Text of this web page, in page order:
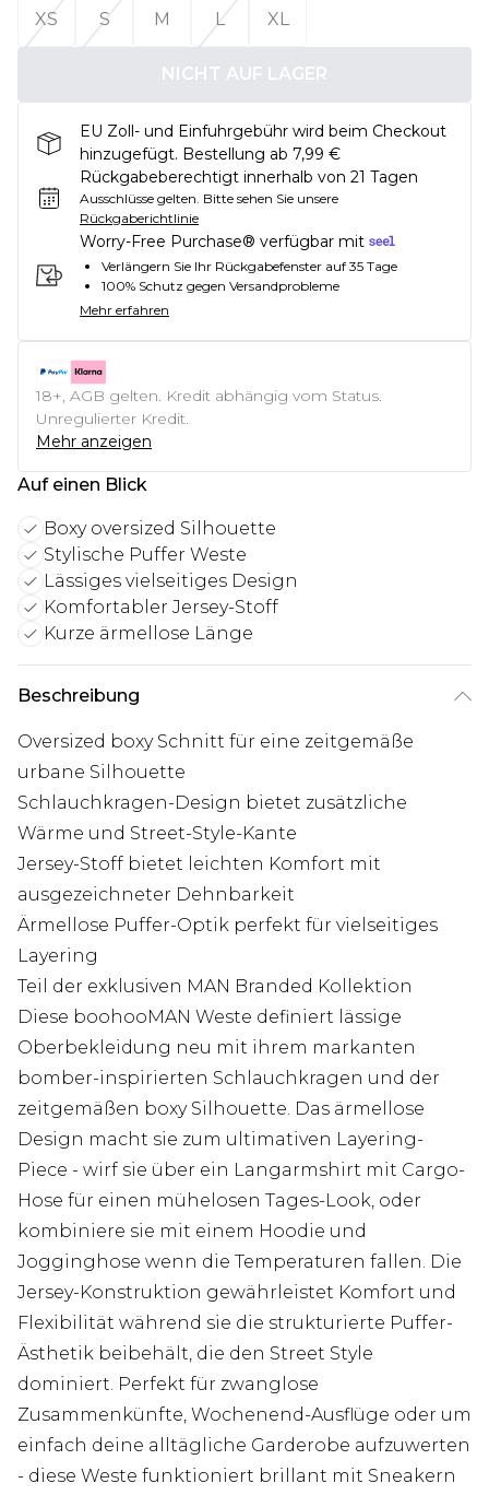
XS
S M L XL
NICHT AUF LAGER
EU Zoll- und Einfuhrgebühr wird beim Checkout
hinzugefügt. Bestellung ab 7,99 €
Rückgabeberechtigt innerhalb von 21 Tagen
Ausschlüsse gelten. Bitte sehen Sie unsere
Rückgaberichtlinie
Worry-Free Purchase® verfügbar mit
Verlängern Sie Ihr Rückgabefenster auf 35 Tage
100% Schutz gegen Versandprobleme
Mehr erfahren
18+, AGB gelten. Kredit abhängig vom Status.
Unregulierter Kredit.
Mehr anzeigen
Auf einen Blick
Boxy oversized Silhouette
Stylische Puffer Weste
Lässiges vielseitiges Design
Komfortabler Jersey-Stoff
Kurze ärmellose Länge
Beschreibung
Oversized boxy Schnitt für eine zeitgemäße
urbane Silhouette
Schlauchkragen-Design bietet zusätzliche
Wärme und Street-Style-Kante
Jersey-Stoff bietet leichten Komfort mit
ausgezeichneter Dehnbarkeit
Ärmellose Puffer-Optik perfekt für vielseitiges
Layering
Teil der exklusiven MAN Branded Kollektion
Diese boohooMAN Weste definiert lässige
Oberbekleidung neu mit ihrem markanten
bomber-inspirierten Schlauchkragen und der
zeitgemäßen boxy Silhouette. Das ärmellose
Design macht sie zum ultimativen Layering-
Piece - wirf sie über ein Langarmshirt mit Cargo-
Hose für einen mühelosen Tages-Look, oder
kombiniere sie mit einem Hoodie und
Jogginghose wenn die Temperaturen fallen. Die
Jersey-Konstruktion gewährleistet Komfort und
Flexibilität während sie die strukturierte Puffer-
Ästhetik beibehält, die den Street Style
dominiert. Perfekt für zwanglose
Zusammenkünfte, Wochenend-Ausflüge oder um
einfach deine alltägliche Garderobe aufzuwerten
- diese Weste funktioniert brillant mit Sneakern